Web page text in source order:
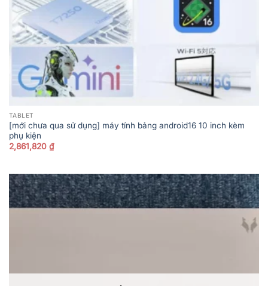
TABLET
[mới chưa qua sử dụng] máy tính bảng android16 10 inch kèm
phụ kiện
2,861,820 ₫